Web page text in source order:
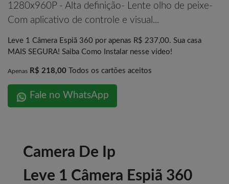
1280x960P - Alta definição- Lente olho de peixe-
Com aplicativo de controle e visual...
Leve 1 Câmera Espiã 360 por apenas R$ 237,00. Sua casa
MAIS SEGURA! Saiba Como Instalar nesse vídeo!
Apenas R$ 218,00 Todos os cartões aceitos
Fale no WhatsApp
Camera De Ip
Leve 1 Câmera Espiã 360